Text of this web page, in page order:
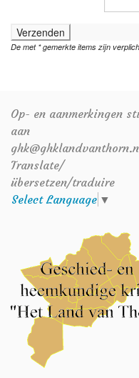
Verzenden
De met * gemerkte items zijn
Op- en aanmerkingen
aan
Translate/
übersetzen/traduire
Select Language ▼